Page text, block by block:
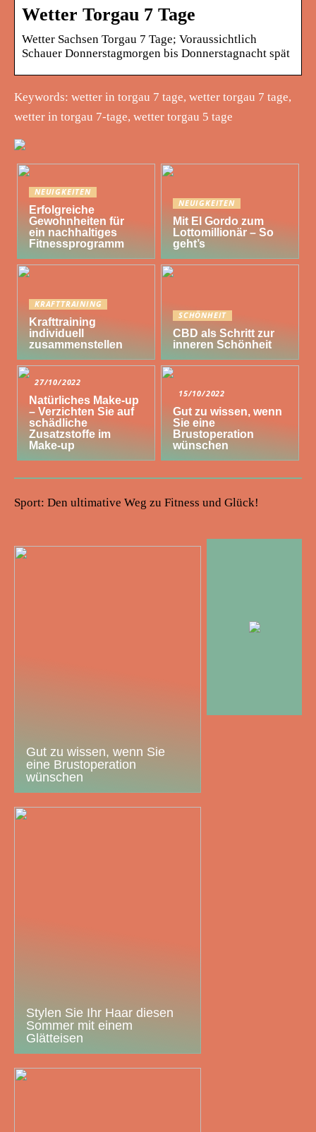
Wetter Torgau 7 Tage
Wetter Sachsen Torgau 7 Tage; Voraussichtlich
Schauer Donnerstagmorgen bis Donnerstagnacht spät
Keywords: wetter in torgau 7 tage, wetter torgau 7 tage,
wetter in torgau 7-tage, wetter torgau 5 tage
NEUIGKEITEN
Erfolgreiche
Gewohnheiten für
ein nachhaltiges
Fitnessprogramm
NEUIGKEITEN
Mit El Gordo zum
Lottomillionär – So
geht’s
KRAFTTRAINING
Krafttraining
individuell
zusammenstellen
SCHÖNHEIT
CBD als Schritt zur
inneren Schönheit
27/10/2022
Natürliches Make-up
– Verzichten Sie auf
schädliche
Zusatzstoffe im
Make-up
15/10/2022
Gut zu wissen, wenn
Sie eine
Brustoperation
wünschen
Sport: Den ultimative Weg zu Fitness und Glück!
Gut zu wissen, wenn Sie
eine Brustoperation
wünschen
Stylen Sie Ihr Haar diesen
Sommer mit einem
Glätteisen